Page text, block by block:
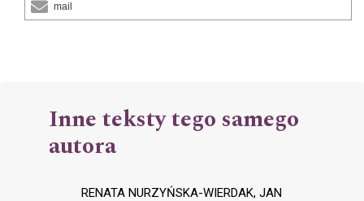
mail
Inne teksty tego samego
autora
RENATA NURZYŃSKA-WIERDAK, JAN